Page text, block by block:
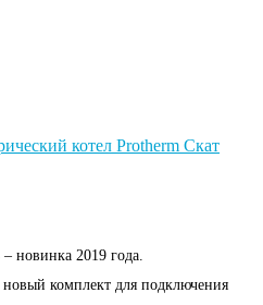
котел Protherm Скат
новинка 2019 года.
комплект для подключения